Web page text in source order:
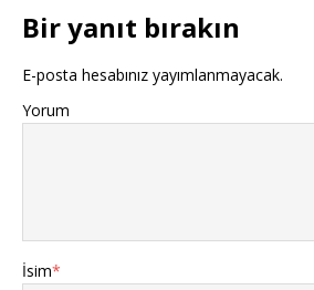
Bir yanıt bırakın
E-posta hesabınız yayımlanmayacak.
Yorum
İsim*